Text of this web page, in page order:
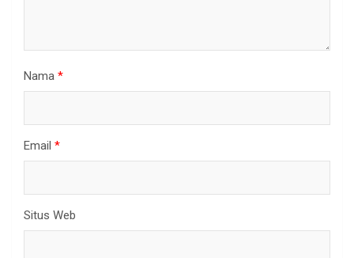
Nama *
Email *
Situs Web